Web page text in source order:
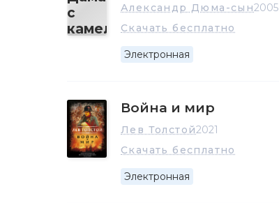
Александр Дюма-сын2005
Скачать бесплатно
Электронная
Война и мир
Лев Толстой2021
Скачать бесплатно
Электронная